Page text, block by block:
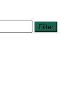
Filter